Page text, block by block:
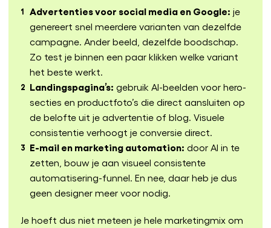
Advertenties voor social media en Google: je
genereert snel meerdere varianten van dezelfde
campagne. Ander beeld, dezelfde boodschap.
Zo test je binnen een paar klikken welke variant
het beste werkt.
Landingspagina’s: gebruik AI-beelden voor hero-
secties en productfoto’s die direct aansluiten op
de belofte uit je advertentie of blog. Visuele
consistentie verhoogt je conversie direct.
E-mail en marketing automation: door AI in te
zetten, bouw je aan visueel consistente
automatisering-funnel. En nee, daar heb je dus
geen designer meer voor nodig.
Je hoeft dus niet meteen je hele marketingmix om